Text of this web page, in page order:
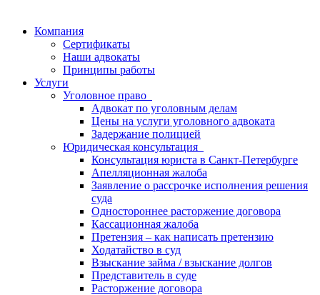
Компания
Сертификаты
Наши адвокаты
Принципы работы
Услуги
Уголовное право
Адвокат по уголовным делам
Цены на услуги уголовного адвоката
Задержание полицией
Юридическая консультация
Консультация юриста в Санкт-Петербурге
Апелляционная жалоба
Заявление о рассрочке исполнения решения
суда
Одностороннее расторжение договора
Кассационная жалоба
Претензия – как написать претензию
Ходатайство в суд
Взыскание займа / взыскание долгов
Представитель в суде
Расторжение договора